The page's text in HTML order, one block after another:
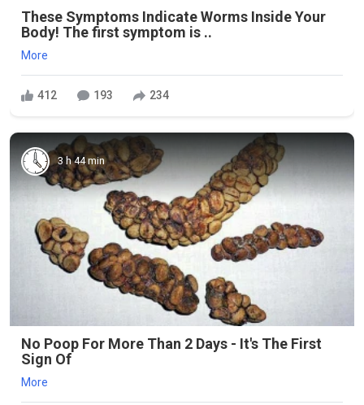
These Symptoms Indicate Worms Inside Your
Body! The first symptom is ..
More
412 193 234
3 h 44 min
No Poop For More Than 2 Days - It's The First
Sign Of
More